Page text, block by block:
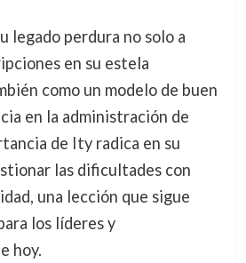
legado perdura no solo a
en su estela
como un modelo de buen
en la administración de
de Ity radica en su
las dificultades con
una lección que sigue
los líderes y
hoy.